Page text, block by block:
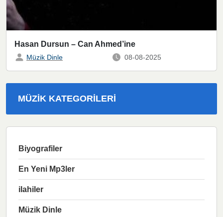
Hasan Dursun – Can Ahmed’ine
Müzik Dinle 08-08-2025
MÜZIK KATEGORILERI
Biyografiler
En Yeni Mp3ler
ilahiler
Müzik Dinle